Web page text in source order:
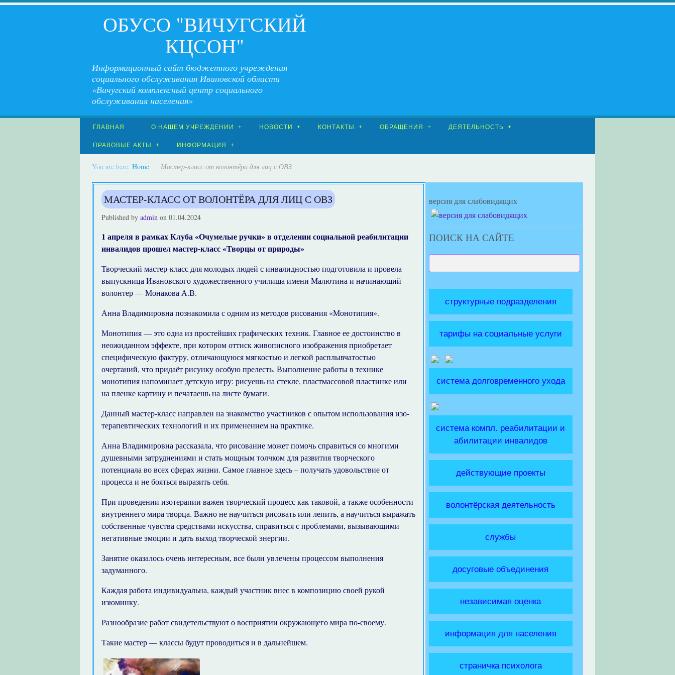
ОБУСО "ВИЧУГСКИЙ
КЦСОН"
Информационный сайт бюджетного учреждения
социального обслуживания Ивановской области
«Вичугский комплексный центр социального
обслуживания населения»
ГЛАВНАЯ О НАШЕМ УЧРЕЖДЕНИИ НОВОСТИ КОНТАКТЫ ОБРАЩЕНИЯ ДЕЯТЕЛЬНОСТЬ
ПРАВОВЫЕ АКТЫ ИНФОРМАЦИЯ
You are here: Home Мастер-класс от волонтёра для лиц с ОВЗ
МАСТЕР-КЛАСС ОТ ВОЛОНТЁРА ДЛЯ ЛИЦ С ОВЗ
Published by admin on 01.04.2024
1 апреля в рамках Клуба «Очумелые ручки» в отделении социальной реабилитации
инвалидов прошел мастер-класс «Творцы от природы»
Творческий мастер-класс для молодых людей с инвалидностью подготовила и провела
выпускница Ивановского художественного училища имени Малютина и начинающий
волонтер — Монакова А.В.
Анна Владимировна познакомила с одним из методов рисования «Монотипия».
Монотипия — это одна из простейших графических техник. Главное ее достоинство в
неожиданном эффекте, при котором оттиск живописного изображения приобретает
специфическую фактуру, отличающуюся мягкостью и легкой расплывчатостью
очертаний, что придаёт рисунку особую прелесть. Выполнение работы в технике
монотипия напоминает детскую игру: рисуешь на стекле, пластмассовой пластинке или
на пленке картину и печатаешь на листе бумаги.
Данный мастер-класс направлен на знакомство участников с опытом использования изо-
терапевтических технологий и их применением на практике.
Анна Владимировна рассказала, что рисование может помочь справиться со многими
душевными затруднениями и стать мощным толчком для развития творческого
потенциала во всех сферах жизни. Самое главное здесь – получать удовольствие от
процесса и не бояться выразить себя.
При проведении изотерапии важен творческий процесс как таковой, а также особенности
внутреннего мира творца. Важно не научиться рисовать или лепить, а научиться выражать
собственные чувства средствами искусства, справиться с проблемами, вызывающими
негативные эмоции и дать выход творческой энергии.
Занятие оказалось очень интересным, все были увлечены процессом выполнения
задуманного.
Каждая работа индивидуальна, каждый участник внес в композицию своей рукой
изюминку.
Разнообразие работ свидетельствуют о восприятии окружающего мира по-своему.
Такие мастер — классы будут проводиться и в дальнейшем.
версия для слабовидящих
ПОИСК НА САЙТЕ
структурные подразделения
тарифы на социальные услуги
система долговременного ухода
система компл. реабилитации и
абилитации инвалидов
действующие проекты
волонтёрская деятельность
службы
досуговые объединения
независимая оценка
информация для населения
страничка психолога